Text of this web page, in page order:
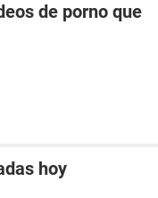
de porno que
hoy